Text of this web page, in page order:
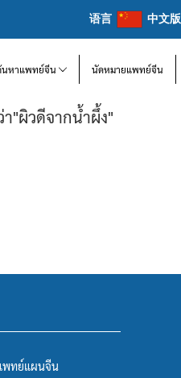
语言 中文版
นหาแพทย์จีน นัดหมายแพทย์จีน
"ผิวดีจากน้ำผึ้ง"
พทย์แผนจีน